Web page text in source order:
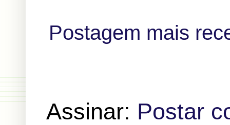
Postagem mais
Assinar: Postar